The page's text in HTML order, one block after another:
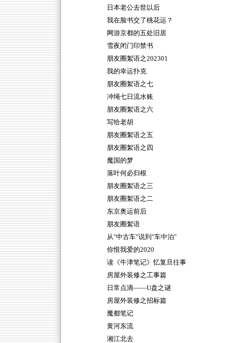
日本老公去世以后
我在脸书交了桃花运？
网游京都的五处旧居
雪夜闭门印禁书
朋友圈絮语之202301
我的幸运扑克
朋友圈絮语之七
冲绳七日流水账
朋友圈絮语之六
写给老胡
朋友圈絮语之五
朋友圈絮语之四
魔国的梦
落叶何必归根
朋友圈絮语之三
朋友圈絮语之二
东京奥运前后
朋友圈絮语
从"中古车"说到"车中泊"
你恨我爱的2020
读《牛津笔记》忆复旦往事
房屋外装修之工事篇
日常点滴——U盘之谜
房屋外装修之招标篇
魔都笔记
黄河东流
湘江北去